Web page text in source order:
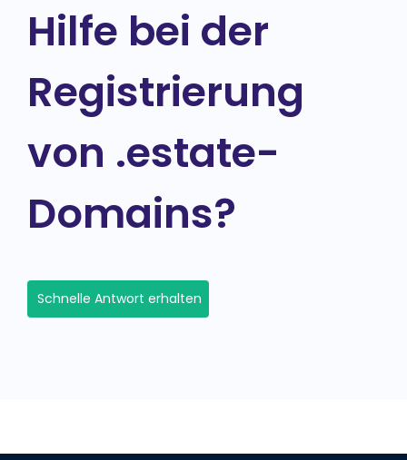
Hilfe bei der
Registrierung
von .estate-
Domains?
Schnelle Antwort erhalten